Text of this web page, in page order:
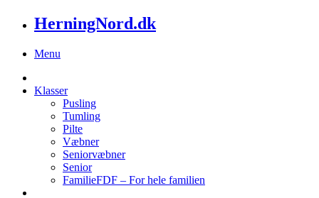
HerningNord.dk
Menu
Klasser
Pusling
Tumling
Pilte
Væbner
Seniorvæbner
Senior
FamilieFDF – For hele familien